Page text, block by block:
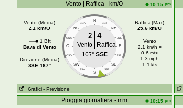
Vento | Raffica - km/O 10:15 pm
Vento (Media)
2.1 km/O
1 Bft
Bava di Vento
Direzione (Media)
SSE 167°
N
NNO NNE
NO NE
ONO ENE
O E
OSO ESE
SW SE
SSW SSE
S
2 4
Vento
Raffica
167° SSE
Raffica (Max)
25.6 km/O
Vento
2.1 km/h =
0.6 m/s
1.3 mph
1.1 kts
Grafici - Previsione
Pioggia giornaliera - mm 10:15 pm